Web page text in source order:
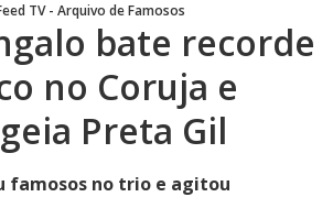
TV - Arquivo de Famosos
bate recorde
no Coruja e
Preta Gil
famosos no trio e agitou